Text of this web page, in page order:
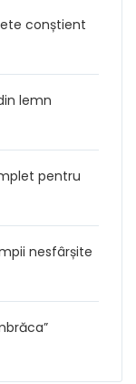
conștient
lemn
pentru
nesfârșite